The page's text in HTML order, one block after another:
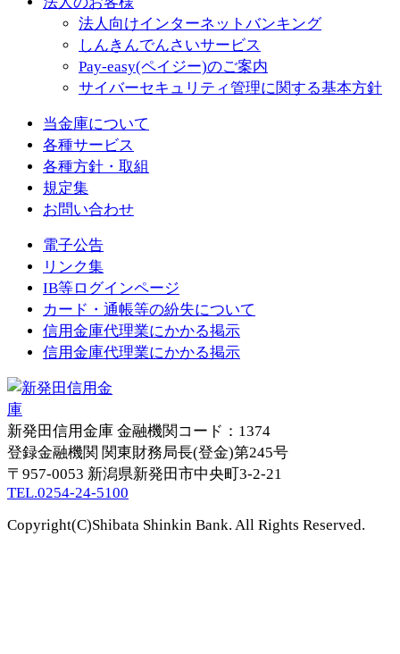
法人向けインターネットバンキング
しんきんでんさいサービス
Pay-easy(ペイジー)のご案内
サイバーセキュリティ管理に関する基本方針
当金庫について
各種サービス
各種方針・取組
規定集
お問い合わせ
電子公告
リンク集
IB等ログインページ
カード・通帳等の紛失について
信用金庫代理業にかかる掲示
信用金庫代理業にかかる掲示
新発田信用金庫 金融機関コード：1374
登録金融機関 関東財務局長(登金)第245号
〒957-0053 新潟県新発田市中央町3-2-21
TEL.0254-24-5100
Copyright(C)Shibata Shinkin Bank. All Rights Reserved.